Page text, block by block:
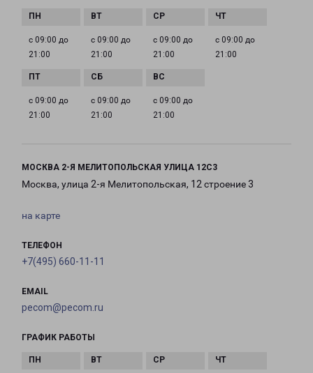
с 09:00 до
21:00
с 09:00 до
21:00
с 09:00 до
21:00
с 09:00 до
21:00
с 09:00 до
21:00
с 09:00 до
21:00
с 09:00 до
21:00
МОСКВА 2-Я МЕЛИТОПОЛЬСКАЯ УЛИЦА 12С3
Москва, улица 2-я Мелитопольская, 12 строение 3
на карте
ТЕЛЕФОН
+7(495) 660-11-11
EMAIL
pecom@pecom.ru
ГРАФИК РАБОТЫ